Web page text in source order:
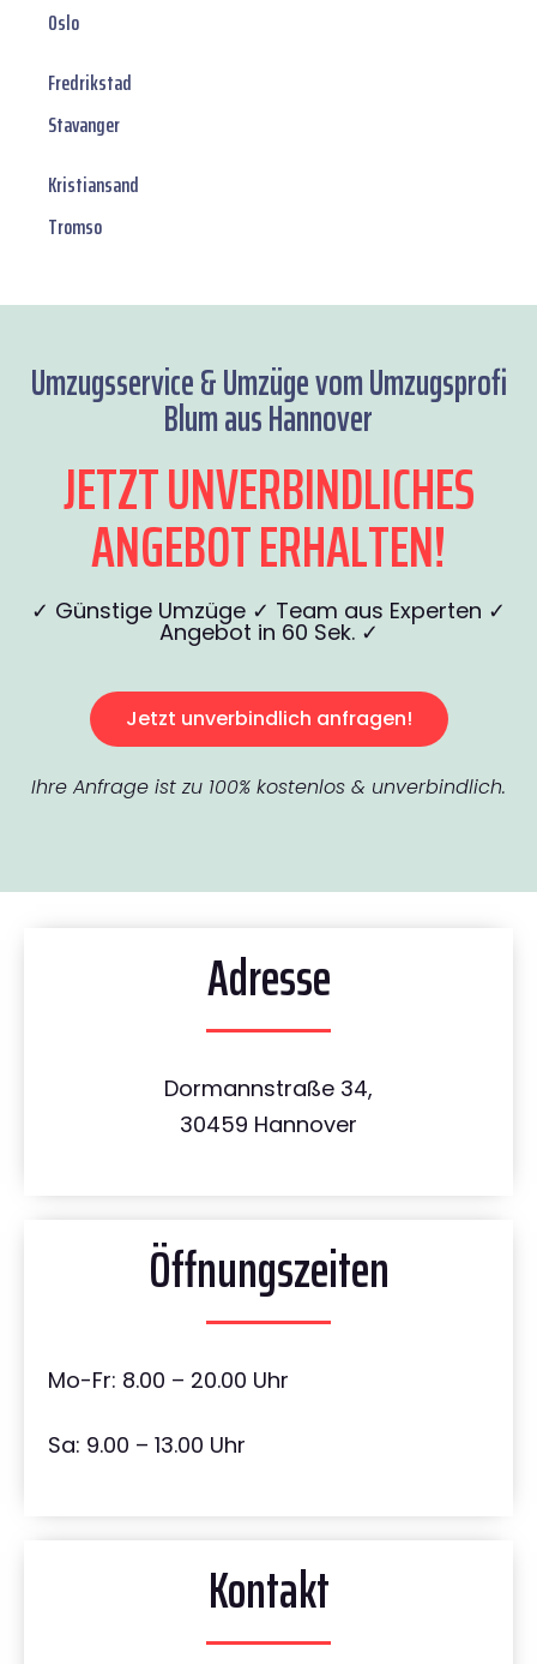
Oslo
Fredrikstad
Stavanger
Kristiansand
Tromso
Umzugsservice & Umzüge vom Umzugsprofi
Blum aus Hannover
JETZT UNVERBINDLICHES
ANGEBOT ERHALTEN!
✓ Günstige Umzüge ✓ Team aus Experten ✓
Angebot in 60 Sek. ✓
Jetzt unverbindlich anfragen!
Ihre Anfrage ist zu 100% kostenlos & unverbindlich.
Adresse
Dormannstraße 34,
30459 Hannover
Öffnungszeiten
Mo-Fr: 8.00 – 20.00 Uhr
Sa: 9.00 – 13.00 Uhr
Kontakt